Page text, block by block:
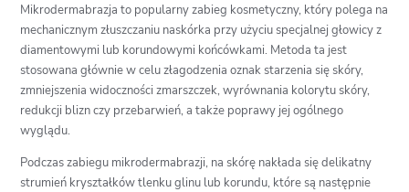
Mikrodermabrazja to popularny zabieg kosmetyczny, który polega na
mechanicznym złuszczaniu naskórka przy użyciu specjalnej głowicy z
diamentowymi lub korundowymi końcówkami. Metoda ta jest
stosowana głównie w celu złagodzenia oznak starzenia się skóry,
zmniejszenia widoczności zmarszczek, wyrównania kolorytu skóry,
redukcji blizn czy przebarwień, a także poprawy jej ogólnego
wyglądu.
Podczas zabiegu mikrodermabrazji, na skórę nakłada się delikatny
strumień kryształków tlenku glinu lub korundu, które są następnie